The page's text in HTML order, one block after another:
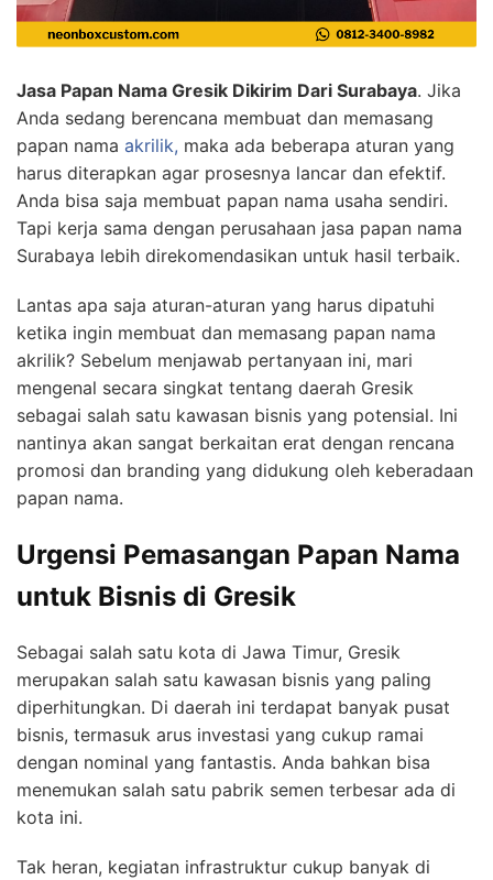
Jasa Papan Nama Gresik Dikirim Dari Surabaya. Jika
Anda sedang berencana membuat dan memasang
papan nama akrilik, maka ada beberapa aturan yang
harus diterapkan agar prosesnya lancar dan efektif.
Anda bisa saja membuat papan nama usaha sendiri.
Tapi kerja sama dengan perusahaan jasa papan nama
Surabaya lebih direkomendasikan untuk hasil terbaik.
Lantas apa saja aturan-aturan yang harus dipatuhi
ketika ingin membuat dan memasang papan nama
akrilik? Sebelum menjawab pertanyaan ini, mari
mengenal secara singkat tentang daerah Gresik
sebagai salah satu kawasan bisnis yang potensial. Ini
nantinya akan sangat berkaitan erat dengan rencana
promosi dan branding yang didukung oleh keberadaan
papan nama.
Urgensi Pemasangan Papan Nama
untuk Bisnis di Gresik
Sebagai salah satu kota di Jawa Timur, Gresik
merupakan salah satu kawasan bisnis yang paling
diperhitungkan. Di daerah ini terdapat banyak pusat
bisnis, termasuk arus investasi yang cukup ramai
dengan nominal yang fantastis. Anda bahkan bisa
menemukan salah satu pabrik semen terbesar ada di
kota ini.
Tak heran, kegiatan infrastruktur cukup banyak di